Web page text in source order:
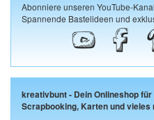
Abonniere unseren YouTube-
Spannende Bastelideen und
kreativbunt - Dein Onlineshop
Scrapbooking, Karten und vieles